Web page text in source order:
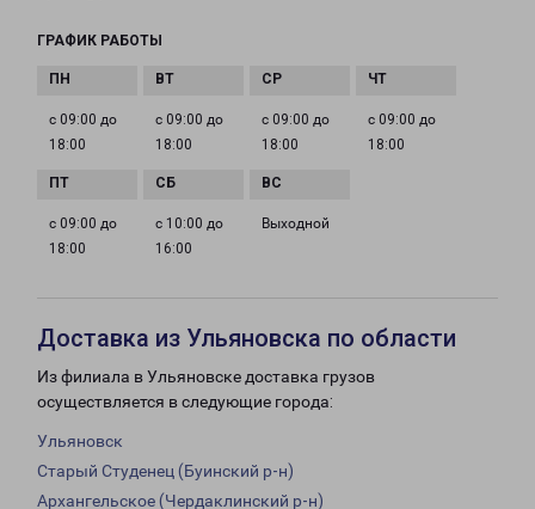
ГРАФИК РАБОТЫ
с 09:00 до
18:00
с 09:00 до
18:00
с 09:00 до
18:00
с 09:00 до
18:00
с 09:00 до
18:00
с 10:00 до
16:00
Выходной
Доставка из Ульяновска по области
Из филиала в Ульяновске доставка грузов
осуществляется в следующие города:
Ульяновск
Старый Студенец (Буинский р-н)
Архангельское (Чердаклинский р-н)